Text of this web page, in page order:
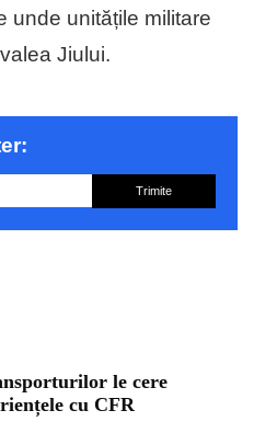
unde unitățile militare
Jiului.
Trimite
le cere
cu CFR